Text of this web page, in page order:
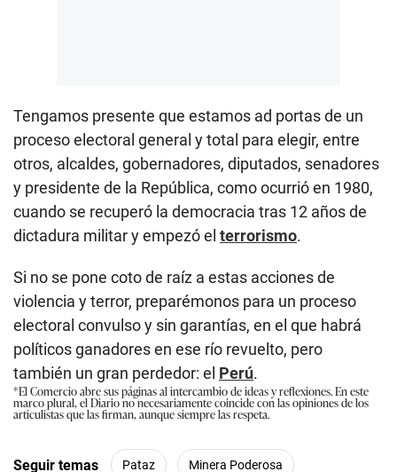
Tengamos presente que estamos ad portas de un
proceso electoral general y total para elegir, entre
otros, alcaldes, gobernadores, diputados, senadores
y presidente de la República, como ocurrió en 1980,
cuando se recuperó la democracia tras 12 años de
dictadura militar y empezó el terrorismo.
Si no se pone coto de raíz a estas acciones de
violencia y terror, preparémonos para un proceso
electoral convulso y sin garantías, en el que habrá
políticos ganadores en ese río revuelto, pero
también un gran perdedor: el Perú.
*El Comercio abre sus páginas al intercambio de ideas y reflexiones. En este
marco plural, el Diario no necesariamente coincide con las opiniones de los
articulistas que las firman, aunque siempre las respeta.
Seguir temas Pataz Minera Poderosa